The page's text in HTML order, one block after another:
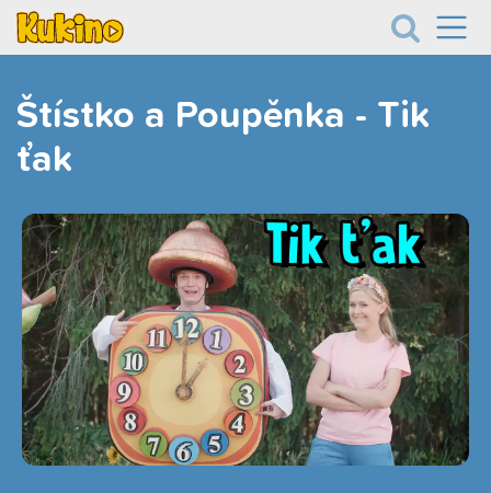
Štístko a Poupěnka - Tik
ťak